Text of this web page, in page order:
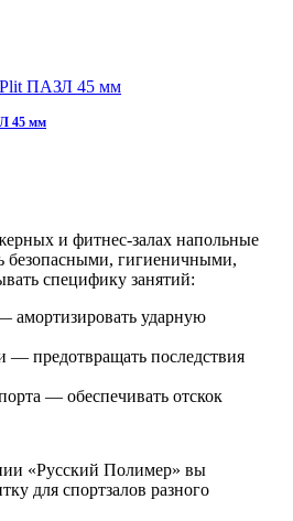
45 мм
и фитнес-залах напольные
гигиеничными,
специфику занятий:
амортизировать ударную
— предотвращать последствия
— обеспечивать отскок
«Русский Полимер» вы
для спортзалов разного